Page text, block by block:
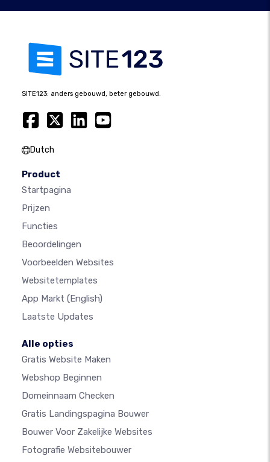
SITE123: anders gebouwd, beter gebouwd.
Dutch
Product
Startpagina
Prijzen
Functies
Beoordelingen
Voorbeelden Websites
Websitetemplates
App Markt (English)
Laatste Updates
Alle opties
Gratis Website Maken
Webshop Beginnen
Domeinnaam Checken
Gratis Landingspagina Bouwer
Bouwer Voor Zakelijke Websites
Fotografie Websitebouwer